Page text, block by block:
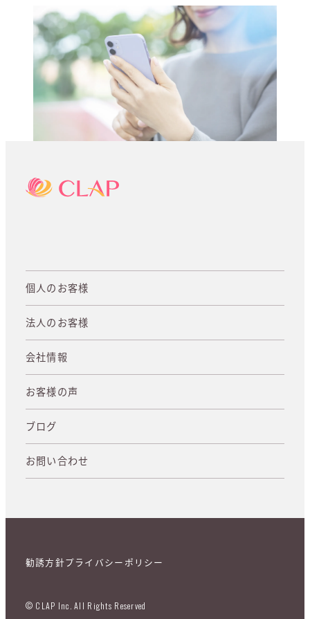
個人のお客様
法人のお客様
会社情報
お客様の声
ブログ
お問い合わせ
© CLAP Inc. All Rights Reserved
勧誘方針プライバシーポリシー